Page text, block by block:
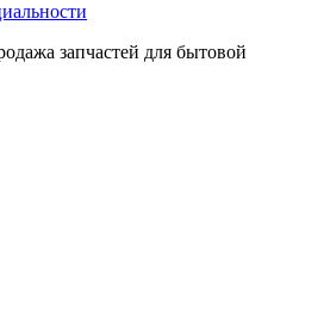
запчастей для бытовой